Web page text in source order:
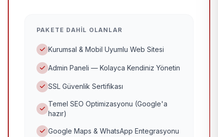
PAKETE DAHIL OLANLAR
Kurumsal & Mobil Uyumlu Web Sitesi
Admin Paneli — Kolayca Kendiniz Yönetin
SSL Güvenlik Sertifikası
Temel SEO Optimizasyonu (Google'a
hazır)
Google Maps & WhatsApp Entegrasyonu